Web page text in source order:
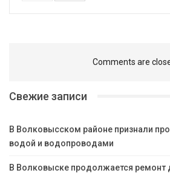
Comments are
Свежие записи
В Волковысском районе признали
водой и водопроводами
В Волковыске продолжается ремонт